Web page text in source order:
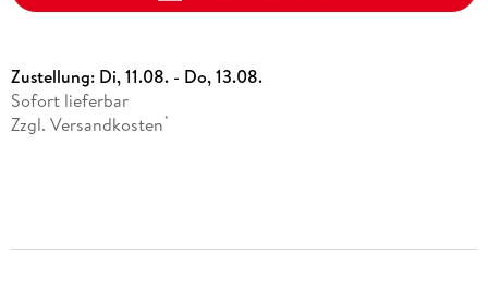
Zustellung: Di, 11.08. - Do, 13.08.
Sofort lieferbar
Zzgl. Versandkosten *